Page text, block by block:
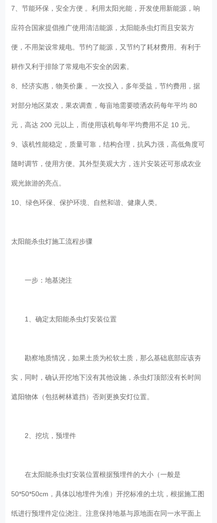
7、节能环保，安全方便 。利用太阳光能，开发使用新能源，响
应符合国家提倡推广使用清洁能源，太阳能杀虫灯而且安装方
便，不用架设常规电。节约了能源，又节约了耗材费用。有利于
耕作又利于排除了常规电不安全的因素。
8、经济实惠，物美价廉 。一次投入，多年受益，节约费用，据
对部分地区菜农，果农调查，每亩地需要喷洒农药每年平均 80
元，高达 200 元以上，而使用该机每年平均费用不足 10 元。
9、该机性能稳定，质量可靠，结构合理，抗风力强，高低角度可
随时调节，使用方便。其外型美观大方，连片安装还可形成农业
观光旅游的亮点。
10、绿色环保、保护环境、自然和谐、健康人类。
太阳能杀虫灯施工流程步骤
一步：地基浇注
1、确定太阳能杀虫灯安装位置
勘察地质情况，如果土质为松软土质，那么基础底部应该夯
实，同时，确认开挖地下没有其他设施，杀虫灯顶部没有长时间
遮阳物体（包括树林遮挡）否则更换安灯位置。
2、挖坑，预埋件
在太阳能杀虫灯安装位置根据预埋件的大小（一般是
50*50*50cm，具体以地埋件为准）开挖标准的土坑，根据施工图
纸进行预埋件定位浇注。注意保持地基与原地面在同一水平面上